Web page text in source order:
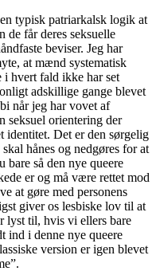
typisk patriarkalsk logik at
får deres seksuelle
beviser. Jeg har
at mænd systematisk
i hvert fald ikke har set
adskillige gange blevet
når jeg har vovet af
seksuel orientering der
identitet. Det er den sørgelig
hånes og nedgøres for at
bare så den nye queere
er og må være rettet mod
at gøre med personens
giver os lesbiske lov til at
lyst til, hvis vi ellers bare
ind i denne nye queere
version er igen blevet